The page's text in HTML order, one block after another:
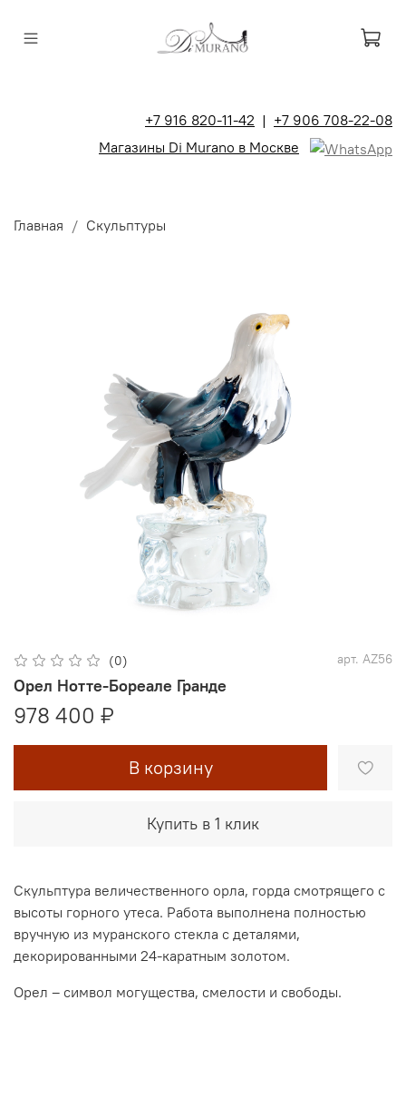
+7 916 820-11-42 | +7 906 708-22-08
Магазины Di Murano в Москве
Главная Скульптуры
(0) арт. AZ56
Орел Нотте-Бореале Гранде
978 400 ₽
В корзину
Купить в 1 клик
Скульптура величественного орла, горда смотрящего с
высоты горного утеса. Работа выполнена полностью
вручную из муранского стекла с деталями,
декорированными 24-каратным золотом.
Орел – символ могущества, смелости и свободы.